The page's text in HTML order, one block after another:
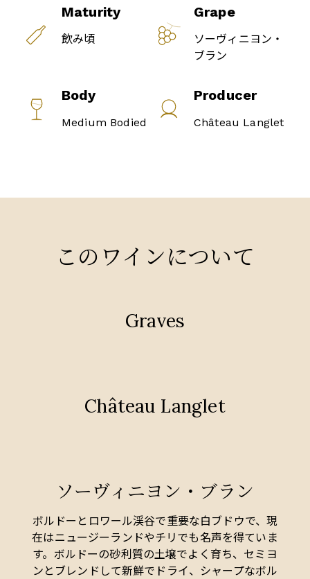
Maturity
飲み頃
Grape
ソーヴィニヨン・
ブラン
Body
Medium Bodied
Producer
Château Langlet
このワインについて
Graves
Château Langlet
ソーヴィニヨン・ブラン
ボルドーとロワール渓谷で重要な白ブドウで、現
在はニュージーランドやチリでも名声を得ていま
す。ボルドーの砂利質の土壌でよく育ち、セミヨ
ンとブレンドして新鮮でドライ、シャープなボル